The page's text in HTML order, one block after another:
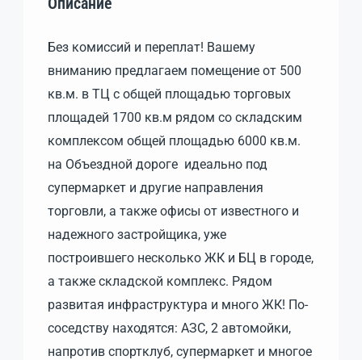
Без комиссий и переплат! Вашему
вниманию предлагаем помещение от 500
кв.м. в ТЦ с общей площадью торговых
площадей 1700 кв.м рядом со складским
комплексом общей площадью 6000 кв.м.
на Объездной дороге идеально под
супермаркет и другие направления
торговли, а также офисы от известного и
надежного застройщика, уже
построившего несколько ЖК и БЦ в городе,
а также складской комплекс. Рядом
развитая инфраструктура и много ЖК! По-
соседству находятся: АЗС, 2 автомойки,
напротив спортклуб, супермаркет и многое